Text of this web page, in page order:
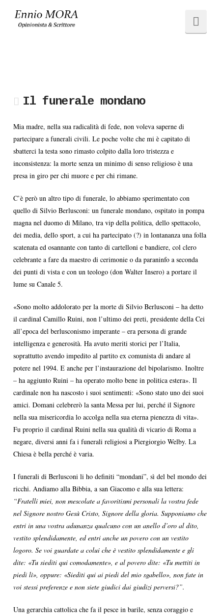
Ennio
Il funerale mondano
Mia madre, nella sua radicalità di fede, non voleva saperne di
partecipare a funerali civili. Le poche volte che mi è capitato di
sbatterci la testa sono rimasto colpito dalla loro tristezza e
inconsistenza: la morte senza un minimo di senso religioso è una
presa in giro per chi muore e per chi rimane.
C’è però un altro tipo di funerale, lo abbiamo sperimentato con
quello di Silvio Berlusconi: un funerale mondano, ospitato in pompa
magna nel duomo di Milano, tra vip della politica, dello spettacolo,
dei media, dello sport, a cui ha partecipato (?) in lontananza una folla
scatenata ed osannante con tanto di cartelloni e bandiere, col clero
celebrante a fare da maestro di cerimonie o da paraninfo a seconda
dei punti di vista e con un teologo (don Walter Insero) a portare il
lume su Canale 5.
«Sono molto addolorato per la morte di Silvio Berlusconi – ha detto
il cardinal Camillo Ruini, non l’ultimo dei preti, presidente della Cei
all’epoca del berlusconismo imperante – era persona di grande
intelligenza e generosità. Ha avuto meriti storici per l’Italia,
soprattutto avendo impedito al partito ex comunista di andare al
potere nel 1994. E anche per l’instaurazione del bipolarismo. Inoltre
– ha aggiunto Ruini – ha operato molto bene in politica estera». Il
cardinale non ha nascosto i suoi sentimenti: «Sono stato uno dei suoi
amici. Domani celebrerò la santa Messa per lui, perché il Signore
nella sua misericordia lo accolga nella sua eterna pienezza di vita».
Fu proprio il cardinal Ruini nella sua qualità di vicario di Roma a
negare, diversi anni fa i funerali religiosi a Piergiorgio Welby. La
Chiesa è bella perché è varia.
I funerali di Berlusconi li ho definiti “mondani”, sì del bel mondo dei
ricchi. Andiamo alla Bibbia, a san Giacomo e alla sua lettera:
“Fratelli miei, non mescolate a favoritismi personali la vostra fede
nel Signore nostro Gesù Cristo, Signore della gloria. Supponiamo che
entri in una vostra adunanza qualcuno con un anello d’oro al dito,
vestito splendidamente, ed entri anche un povero con un vestito
logoro. Se voi guardate a colui che è vestito splendidamente e gli
dite: «Tu siediti qui comodamente», e al povero dite: «Tu mettiti in
piedi lì», oppure: «Siediti qui ai piedi del mio sgabello», non fate in
voi stessi preferenze e non siete giudici dai giudizi perversi?”.
Una gerarchia cattolica che fa il pesce in barile, senza coraggio e